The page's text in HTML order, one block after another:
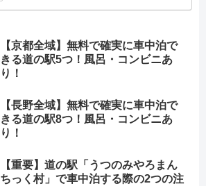
【京都全域】無料で確実に車中泊で
きる道の駅5つ！風呂・コンビニあ
り！
【長野全域】無料で確実に車中泊で
きる道の駅8つ！風呂・コンビニあ
り！
【重要】道の駅「うつのみやろまん
ちっく村」で車中泊する際の2つの注